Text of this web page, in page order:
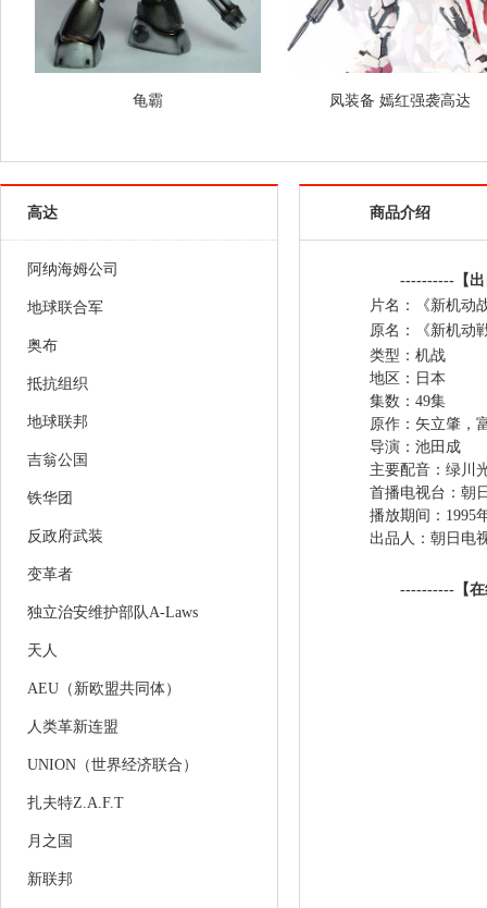
龟霸 凤装备 嫣红强袭高达
高达
阿纳海姆公司
地球联合军
奥布
抵抗组织
地球联邦
吉翁公国
铁华团
反政府武装
变革者
独立治安维护部队A-Laws
天人
AEU（新欧盟共同体）
人类革新连盟
UNION（世界经济联合）
扎夫特Z.A.F.T
月之国
新联邦
商品介绍
----------【
片名：《新机动
原名：《新机动
类型：机战
地区
集数：49集
原作：
导演：池田成
主要配音：绿川
首播电
播放期间：1995
出品人：朝日电
----------【